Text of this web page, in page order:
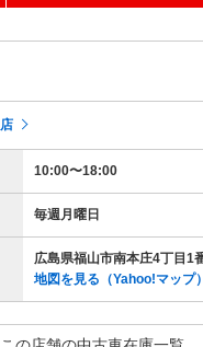
10:00〜18:00
毎週月曜日
広島県福山市南本庄4丁目1
地図を見る（Yahoo!マップ）